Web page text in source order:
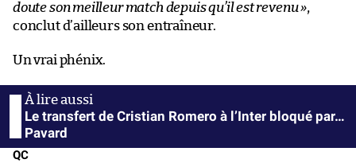
doute son meilleur match depuis qu’il est revenu »,
conclut d’ailleurs son entraîneur.
Un vrai phénix.
Le transfert de Cristian Romero à l’Inter bloqué par…
Pavard
QC